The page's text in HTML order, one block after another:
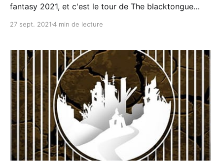
fantasy 2021, et c'est le tour de The blacktongue
bouquin de Christopher Buehlman est sorti en Mai en
27 sept. 20214 min de lecture